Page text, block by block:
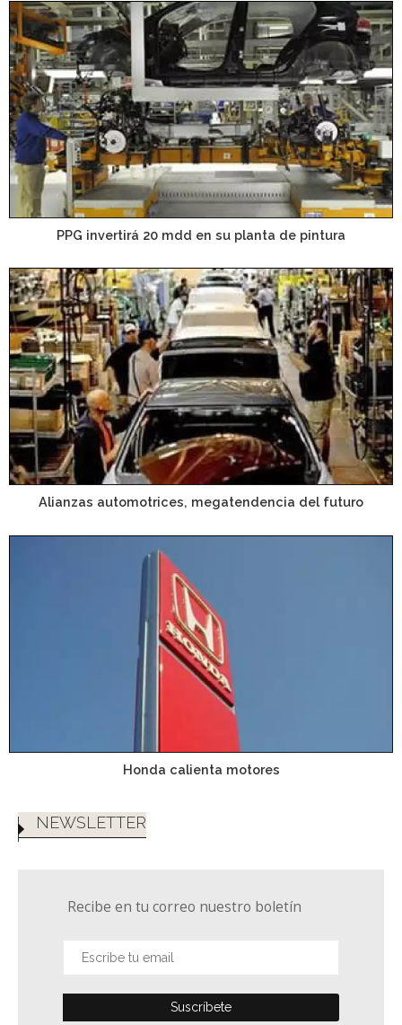
PPG invertirá 20 mdd en su planta de pintura
Alianzas automotrices, megatendencia del futuro
Honda calienta motores
NEWSLETTER
Recibe en tu correo nuestro boletín